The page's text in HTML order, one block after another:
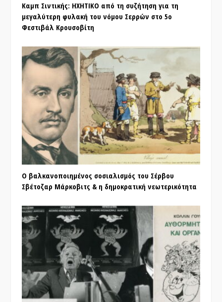
Καμπ Σιντικής: ΗΧΗΤΙΚΟ από τη συζήτηση για τη
μεγαλύτερη φυλακή του νόμου Σερρών στο 5ο
Φεστιβάλ Κρουσοβίτη
Ο βαλκανοποιημένος σοσιαλισμός του Σέρβου
Σβέτοζαρ Μάρκοβιτς & η δημοκρατική νεωτερικότητα